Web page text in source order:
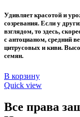
60 ₽.
30 ₽.
Удивляет красотой и
созревания. Если у
взглядом, то здесь,
с антоцианом, средний
цитрусовых и киви.
семян.
В корзину
Quick view
Все права